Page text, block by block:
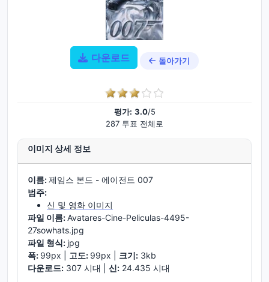
다운로드 돌아가기
평가: 3.0/5
287 투표 전체로
이미지 상세 정보
이름:제임스 본드 - 에이전트 007
범주:
신 및 영화 이미지
파일 이름:Avatares-Cine-Peliculas-4495-
27sowhats.jpg
파일 형식: jpg
폭: 99px | 고도: 99px | 크기: 3kb
다운로드: 307 시대 | 신: 24.435 시대